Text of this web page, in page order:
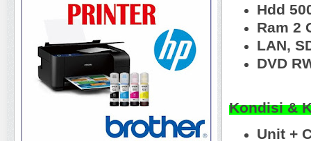
Hdd
Ram 2
LAN,
DVD
Kondisi &
Unit +